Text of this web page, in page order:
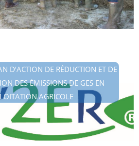
D’ACTION DE RÉDUCTION ET DE
DES ÉMISSIONS DE GES EN
AGRICOLE